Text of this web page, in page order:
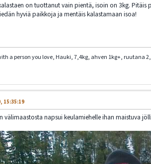
on tuottanut vain pientä, isoin on 3kg. Pitäis
hyviä paikkoja ja mentäis kalastamaan isoa!
a person you love, Hauki, 7,4kg, ahven 1kg+, ruutana
15:35:19
välimaastosta napsui keulamiehelle ihan maistuva